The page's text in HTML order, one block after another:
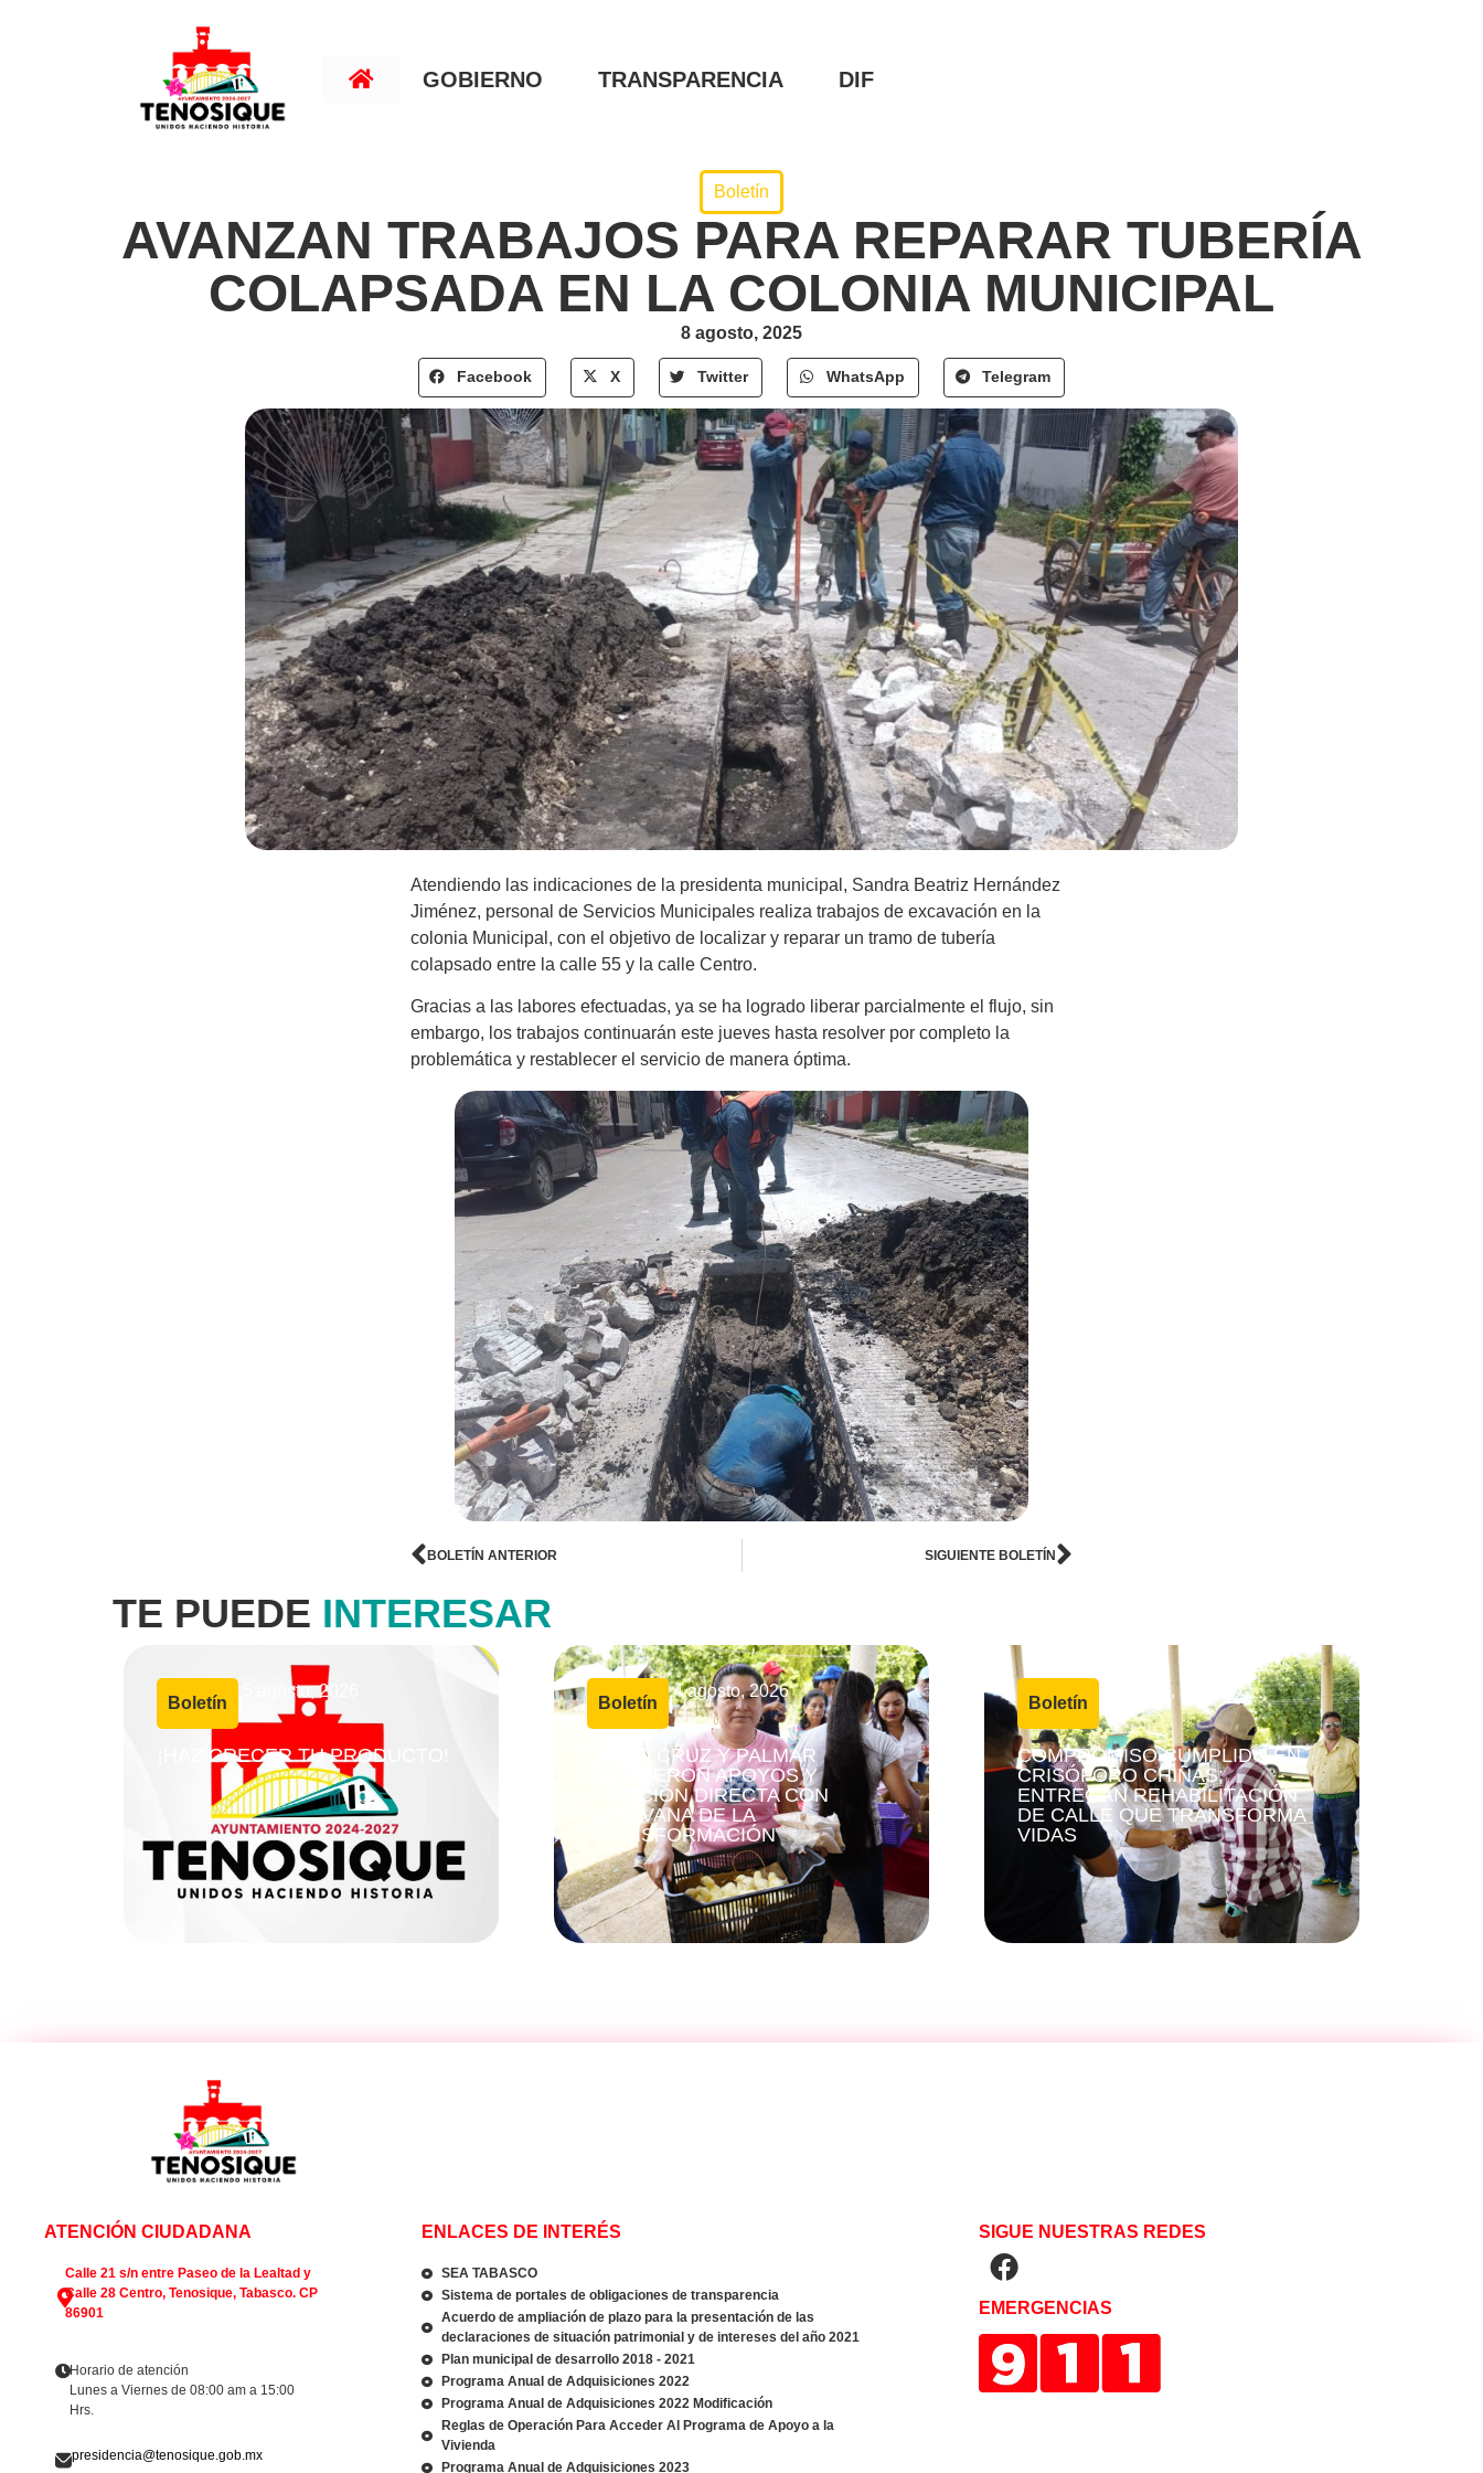
GOBIERNO TRANSPARENCIA DIF
Boletín
AVANZAN TRABAJOS PARA REPARAR TUBERÍA
COLAPSADA EN LA COLONIA MUNICIPAL
8 agosto, 2025
Facebook X Twitter WhatsApp Telegram
Atendiendo las indicaciones de la presidenta municipal, Sandra Beatriz Hernández
Jiménez, personal de Servicios Municipales realiza trabajos de excavación en la
colonia Municipal, con el objetivo de localizar y reparar un tramo de tubería
colapsado entre la calle 55 y la calle Centro.
Gracias a las labores efectuadas, ya se ha logrado liberar parcialmente el flujo, sin
embargo, los trabajos continuarán este jueves hasta resolver por completo la
problemática y restablecer el servicio de manera óptima.
BOLETÍN ANTERIOR SIGUIENTE BOLETÍN
TE PUEDE INTERESAR
Boletín
5 agosto, 2026
¡HAZ CRECER TU PRODUCTO!
Boletín |
4 agosto, 2026
SANTA CRUZ Y PALMAR
RECIBIERON APOYOS Y
ATENCIÓN DIRECTA CON
CARAVANA DE LA
TRANSFORMACIÓN
Boletín
4 agosto, 2026
COMPROMISO CUMPLIDO EN
CRISÓFORO CHIÑAS;
ENTREGAN REHABILITACIÓN
DE CALLE QUE TRANSFORMA
VIDAS
ATENCIÓN CIUDADANA
Calle 21 s/n entre Paseo de la Lealtad y
Calle 28 Centro, Tenosique, Tabasco. CP
86901
Horario de atención
Lunes a Viernes de 08:00 am a 15:00
Hrs.
presidencia@tenosique.gob.mx
ENLACES DE INTERÉS
SEA TABASCO
Sistema de portales de obligaciones de transparencia
Acuerdo de ampliación de plazo para la presentación de las
declaraciones de situación patrimonial y de intereses del año 2021
Plan municipal de desarrollo 2018 - 2021
Programa Anual de Adquisiciones 2022
Programa Anual de Adquisiciones 2022 Modificación
Reglas de Operación Para Acceder Al Programa de Apoyo a la
Vivienda
Programa Anual de Adquisiciones 2023
SIGUE NUESTRAS REDES
EMERGENCIAS